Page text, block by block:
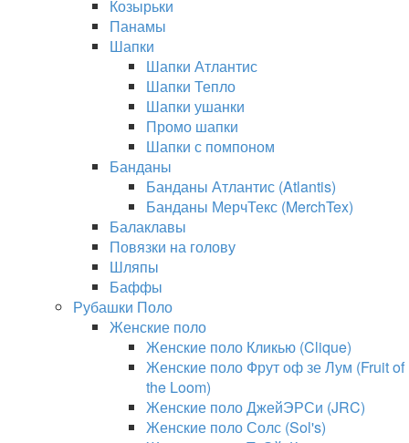
Козырьки
Панамы
Шапки
Шапки Атлантис
Шапки Тепло
Шапки ушанки
Промо шапки
Шапки с помпоном
Банданы
Банданы Атлантис (Atlantis)
Банданы МерчТекс (MerchTex)
Балаклавы
Повязки на голову
Шляпы
Баффы
Рубашки Поло
Женские поло
Женские поло Кликью (Clique)
Женские поло Фрут оф зе Лум (Fruit of
the Loom)
Женские поло ДжейЭРСи (JRC)
Женские поло Солс (Sol's)